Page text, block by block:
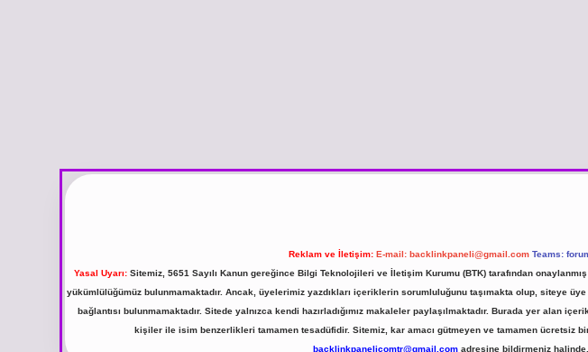
Reklam ve İletişim: E-mail: backlinkpaneli@gmail.com Teams:
Yasal Uyarı:Sitemiz, 5651 Sayılı Kanun gereğince Bilgi Teknolojileri ve İletişim Kurumu (BTK) tarafından
yükümlülüğümüz bulunmamaktadır. Ancak, üyelerimiz yazdıkları içeriklerin sorumluluğunu taşımakta olup, siteye
bağlantısı bulunmamaktadır. Sitede yalnızca kendi hazırladığımız makaleler paylaşılmaktadır. Burada yer alan
kişiler ile isim benzerlikleri tamamen tesadüfidir. Sitemiz, kar amacı gütmeyen ve tamamen ücretsiz
backlinkpanelicomtr@gmail.com adresine bildirmeniz